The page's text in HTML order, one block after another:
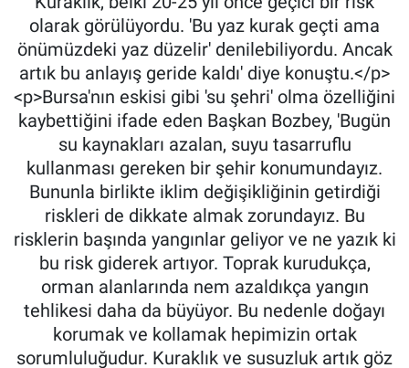
olarak görülüyordu. 'Bu yaz kurak geçti ama
önümüzdeki yaz düzelir' denilebiliyordu. Ancak
artık bu anlayış geride kaldı' diye konuştu.</p>
<p>Bursa'nın eskisi gibi 'su şehri' olma özelliğini
kaybettiğini ifade eden Başkan Bozbey, 'Bugün
su kaynakları azalan, suyu tasarruflu
kullanması gereken bir şehir konumundayız.
Bununla birlikte iklim değişikliğinin getirdiği
riskleri de dikkate almak zorundayız. Bu
risklerin başında yangınlar geliyor ve ne yazık ki
bu risk giderek artıyor. Toprak kurudukça,
orman alanlarında nem azaldıkça yangın
tehlikesi daha da büyüyor. Bu nedenle doğayı
korumak ve kollamak hepimizin ortak
sorumluluğudur. Kuraklık ve susuzluk artık göz